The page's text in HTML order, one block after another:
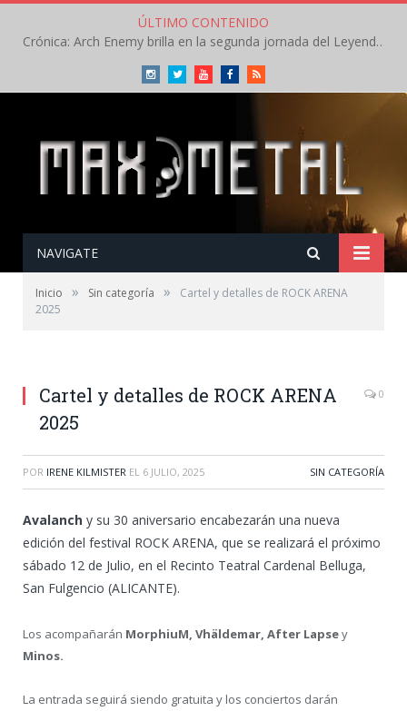
ÚLTIMO CONTENIDO
Crónica: Arch Enemy brilla en la segunda jornada del Leyendas del Rock – Jueves – Agosto 2026
InstagramTwitterYoutubeFacebookRSS
NAVIGATE
Inicio » Sin categoría »
Cartel y detalles de ROCK ARENA
2025
Cartel y detalles de ROCK ARENA
2025
0
POR IRENE KILMISTER EL 6 JULIO, 2025 SIN CATEGORÍA
Avalanch y su 30 aniversario encabezarán una nueva
edición del festival ROCK ARENA, que se realizará el próximo
sábado 12 de Julio, en el Recinto Teatral Cardenal Belluga,
San Fulgencio (ALICANTE).
Los acompañarán MorphiuM, Vhäldemar, After Lapsey
Minos.
La entrada seguirá siendo gratuita y los conciertos darán